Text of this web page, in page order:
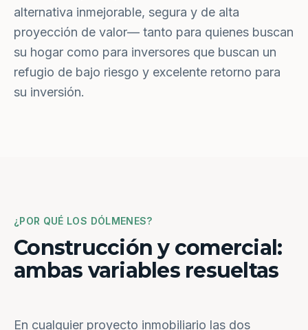
alternativa inmejorable, segura y de alta
proyección de valor— tanto para quienes buscan
su hogar como para inversores que buscan un
refugio de bajo riesgo y excelente retorno para
su inversión.
¿POR QUÉ LOS DÓLMENES?
Construcción y comercial:
ambas variables resueltas
En cualquier proyecto inmobiliario las dos